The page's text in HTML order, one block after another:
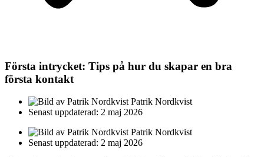
Första intrycket: Tips på hur du skapar en bra
första kontakt
Patrik Nordkvist
Senast uppdaterad: 2 maj 2026
Patrik Nordkvist
Senast uppdaterad: 2 maj 2026